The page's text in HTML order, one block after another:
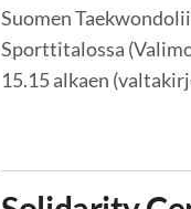
Suomen
Sporttitalossa
15.15 alkaen